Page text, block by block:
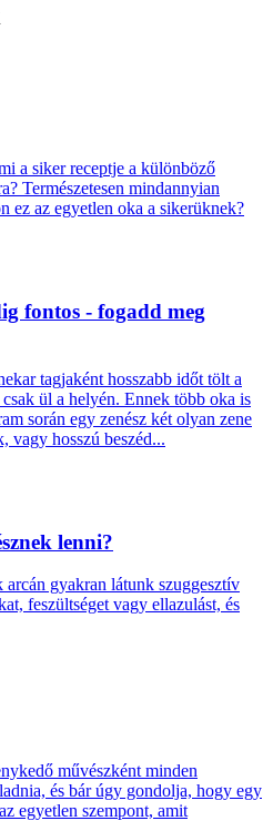
a siker receptje a különböző
Természetesen mindannyian
ez az egyetlen oka a sikerüknek?
fontos - fogadd meg
tagjaként hosszabb időt tölt a
ül a helyén. Ennek több oka is
során egy zenész két olyan zene
vagy hosszú beszéd...
lenni?
gyakran látunk szuggesztív
feszültséget vagy ellazulást, és
művészként minden
és bár úgy gondolja, hogy egy
egyetlen szempont, amit